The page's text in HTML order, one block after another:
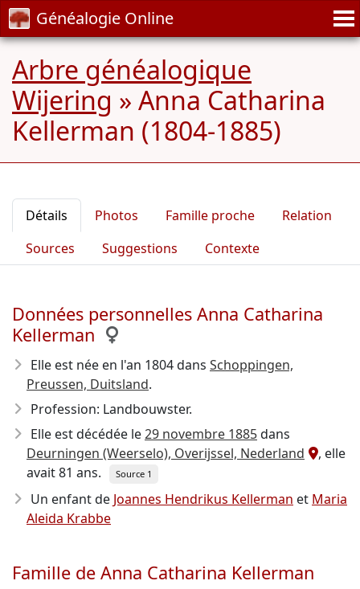
Généalogie Online
Arbre généalogique
Wijering » Anna Catharina
Kellerman (1804-1885)
Détails Photos Famille proche
Relation
Sources
Suggestions Contexte
Données personnelles Anna Catharina
Kellerman
Elle est née en l'an 1804dans Schoppingen,
Preussen, Duitsland.
Profession: Landbouwster.
Elle est décédée le29 novembre 1885dans
Deurningen (Weerselo), Overijssel, Nederland
, elle
avait 81 ans.
Source 1
Un enfant de Joannes Hendrikus Kellerman et Maria
Aleida Krabbe
Famille de Anna Catharina Kellerman